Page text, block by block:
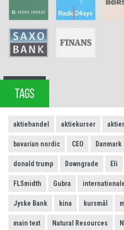
TAGS
aktiehandel aktiekurser
bavarian nordic CEO Danmark
donald trump Downgrade Eli
FLSmidth Gubra
Jyske Bank kina kursmål
main text Natural Resources